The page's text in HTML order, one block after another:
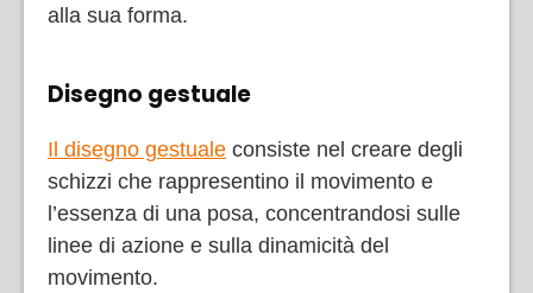
alla sua forma.
Disegno gestuale
Il disegno gestuale consiste nel creare degli
schizzi che rappresentino il movimento e
l’essenza di una posa, concentrandosi sulle
linee di azione e sulla dinamicità del
movimento.